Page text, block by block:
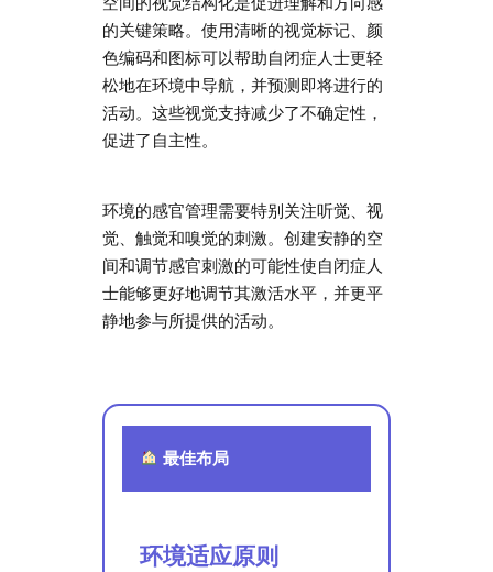
的关键策略。使用清晰的视觉标记、颜
色编码和图标可以帮助自闭症人士更轻
松地在环境中导航，并预测即将进行的
活动。这些视觉支持减少了不确定性，
促进了自主性。
环境的感官管理需要特别关注听觉、视
觉、触觉和嗅觉的刺激。创建安静的空
间和调节感官刺激的可能性使自闭症人
士能够更好地调节其激活水平，并更平
静地参与所提供的活动。
最佳布局
环境适应原则